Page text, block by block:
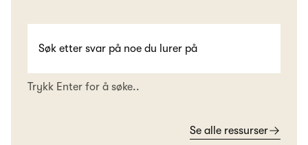
Trykk Enter for å søke..
Se alle ressurser